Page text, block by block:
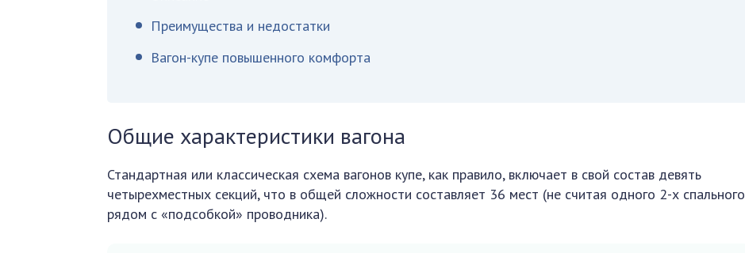
Преимущества и недостатки
Вагон-купе повышенного комфорта
Общие характеристики вагона
Стандартная или классическая схема вагонов купе, как правило, включает в свой состав девять
четырехместных секций, что в общей сложности составляет 36 мест (не считая одного 2-х спального
рядом с «подсобкой» проводника).